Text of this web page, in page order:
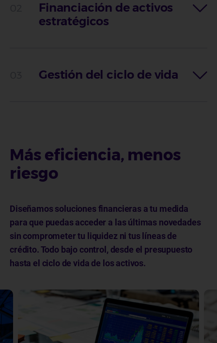
Financiación de activos
estratégicos
Gestión del ciclo de vida
Más eficiencia, menos
riesgo
Diseñamos soluciones financieras a tu medida
para que puedas acceder a las últimas novedades
sin comprometer tu liquidez ni tus líneas de
crédito. Todo bajo control, desde el presupuesto
hasta el ciclo de vida de los activos.